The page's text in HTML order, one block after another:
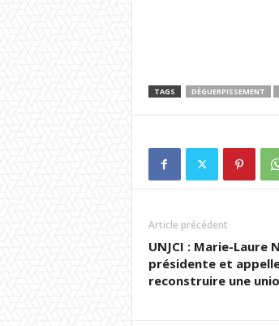
TAGS DÉGUERPISSEMENT
Article précédent
UNJCI : Marie-Laure
présidente et
reconstruire une